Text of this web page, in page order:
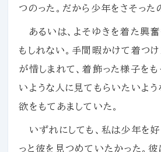
つのった。だから少年をさそった
あるいは、よそゆきを着た興
もしれない。手間暇かけて着つ
が惜しまれて、着飾った様子をも
いような人に見てもらいたいよう
欲をもてあましていた。
いずれにしても、私は少年を好
っと彼を見つめていたかった。